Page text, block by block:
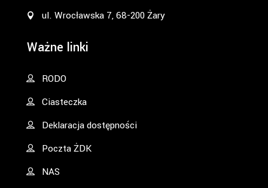
ul. Wrocławska 7, 68-200 Żary
Ważne linki
RODO
Ciasteczka
Deklaracja dostępności
Poczta ŻDK
NAS